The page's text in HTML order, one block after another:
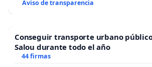
Aviso de transparencia
Conseguir transporte urbano
Salou durante todo el año
44 firmas